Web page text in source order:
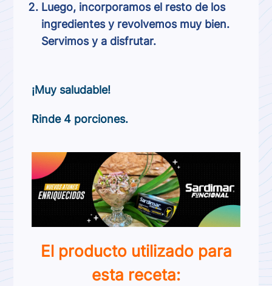
Luego, incorporamos el resto de los
ingredientes y revolvemos muy bien.
Servimos y a disfrutar.
¡Muy saludable!
Rinde 4 porciones.
El producto utilizado para
esta receta: